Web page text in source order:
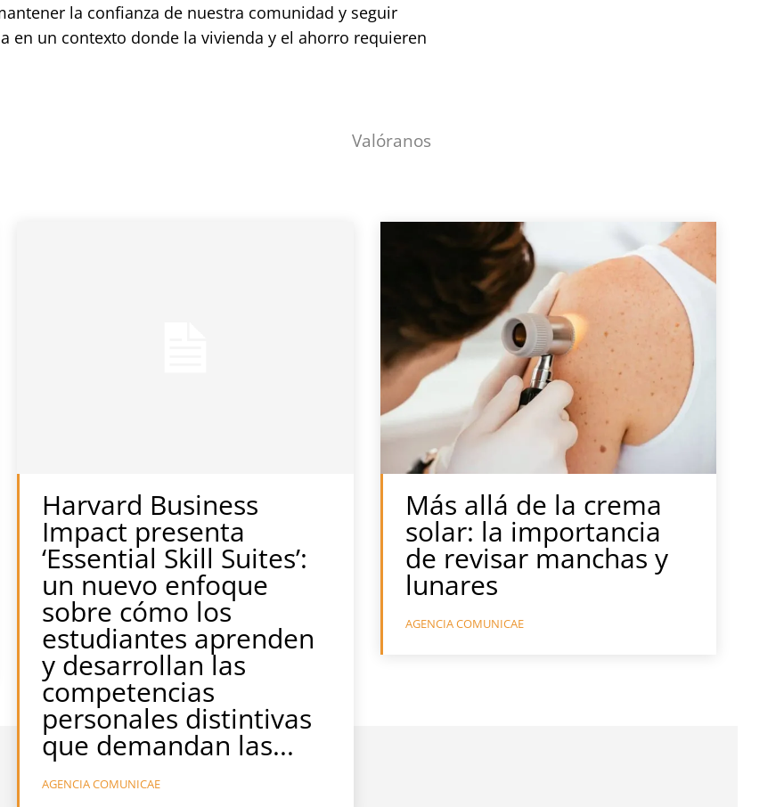
la confianza de nuestra comunidad y seguir
en un contexto donde la vivienda y el ahorro requieren
Valóranos
Harvard Business
Impact presenta
‘Essential Skill Suites’:
un nuevo enfoque
sobre cómo los
estudiantes aprenden
y desarrollan las
competencias
personales distintivas
que demandan las...
AGENCIA COMUNICAE
Más allá de la crema
solar: la importancia
de revisar manchas y
lunares
AGENCIA COMUNICAE